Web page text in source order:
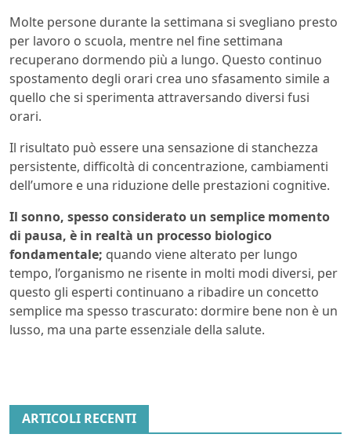
Molte persone durante la settimana si svegliano presto
per lavoro o scuola, mentre nel fine settimana
recuperano dormendo più a lungo. Questo continuo
spostamento degli orari crea uno sfasamento simile a
quello che si sperimenta attraversando diversi fusi
orari.
Il risultato può essere una sensazione di stanchezza
persistente, difficoltà di concentrazione, cambiamenti
dell’umore e una riduzione delle prestazioni cognitive.
Il sonno, spesso considerato un semplice momento
di pausa, è in realtà un processo biologico
fondamentale; quando viene alterato per lungo
tempo, l’organismo ne risente in molti modi diversi, per
questo gli esperti continuano a ribadire un concetto
semplice ma spesso trascurato: dormire bene non è un
lusso, ma una parte essenziale della salute.
ARTICOLI RECENTI